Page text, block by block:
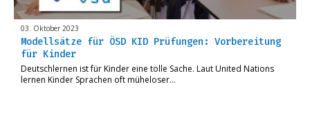
03. Oktober 2023
Modellsätze für ÖSD KID Prüfungen: Vorbereitung
für Kinder
Deutschlernen ist für Kinder eine tolle Sache. Laut United Nations
lernen Kinder Sprachen oft müheloser…